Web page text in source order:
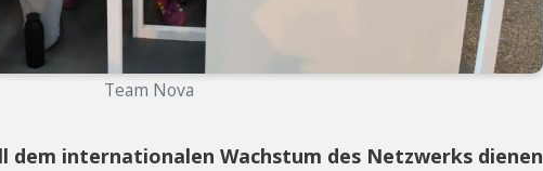
Team Nova
dem internationalen Wachstum des Netzwerks dienen